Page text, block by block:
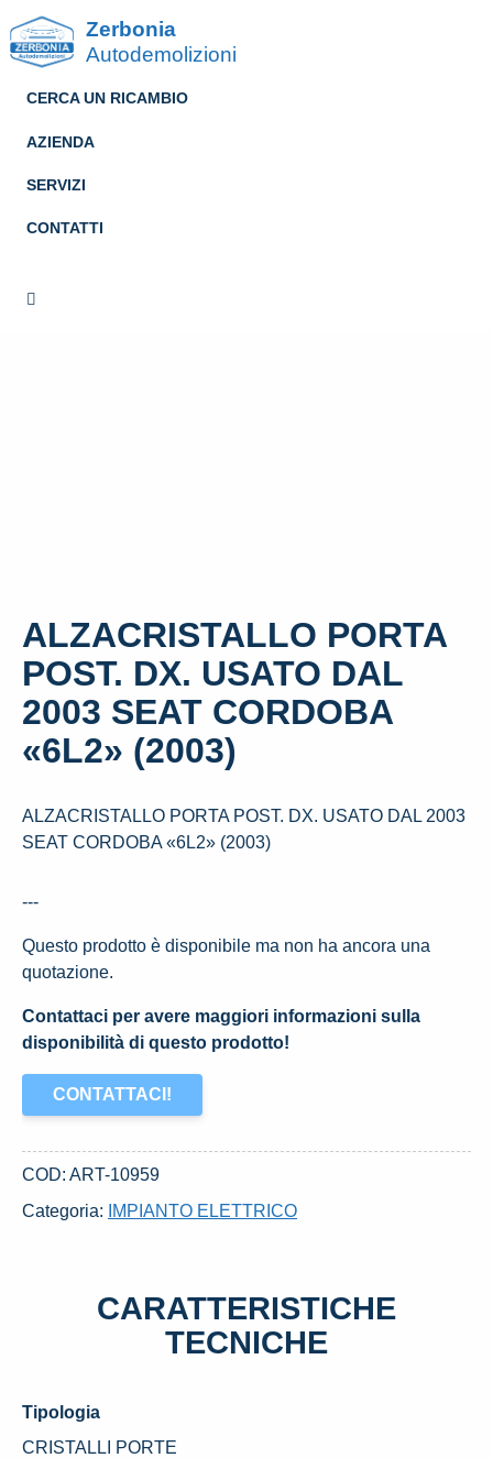
Zerbonia
Autodemolizioni
CERCA UN RICAMBIO
AZIENDA
SERVIZI
CONTATTI
ALZACRISTALLO PORTA
POST. DX. USATO DAL
2003 SEAT CORDOBA
«6L2» (2003)
ALZACRISTALLO PORTA POST. DX. USATO DAL 2003
SEAT CORDOBA «6L2» (2003)
---
Questo prodotto è disponibile ma non ha ancora una
quotazione.
Contattaci per avere maggiori informazioni sulla
disponibilità di questo prodotto!
CONTATTACI!
COD: ART-10959
Categoria:
IMPIANTO ELETTRICO
CARATTERISTICHE
TECNICHE
Tipologia
CRISTALLI PORTE